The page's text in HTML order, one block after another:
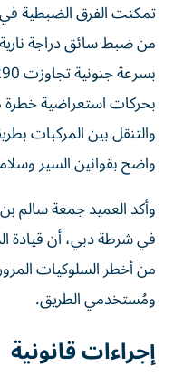
تمكنت الفرق الضبطية في
من ضبط سائق دراجة
بحركات استعراضية
والتنقل بين المركبات
واضح بقوانين السير
وأكد العميد جمعة سالم بن
في شرطة دبي، أن قيادة
من أخطر السلوكيات
ومُستخدمي الطريق.
إجراءات قانونية